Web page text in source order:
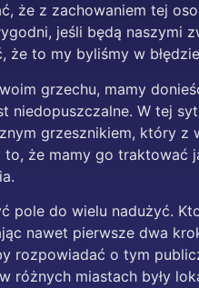
że z zachowaniem tej
jeśli będą naszymi
to my byliśmy w
grzechu, mamy
W tej
grzesznikiem, który z
że mamy go traktować
pole do wielu nadużyć.
nawet pierwsze dwa
o tym
różnych miastach były